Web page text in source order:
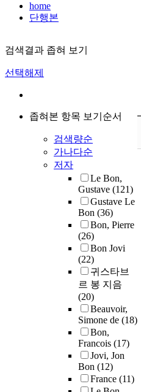
home
단행본
검색결과 좁혀 보기
선택해제
좁혀본 항목 보기순서
검색량순
가나다순
저자
Le Bon,
Gustave (121)
Gustave Le
Bon (36)
Bon, Pierre
(26)
Bon Jovi
(22)
귀스타브
르 봉 지음
(20)
Beauvoir,
Simone de (18)
Bon,
Francois (17)
Jovi, Jon
Bon (12)
France (11)